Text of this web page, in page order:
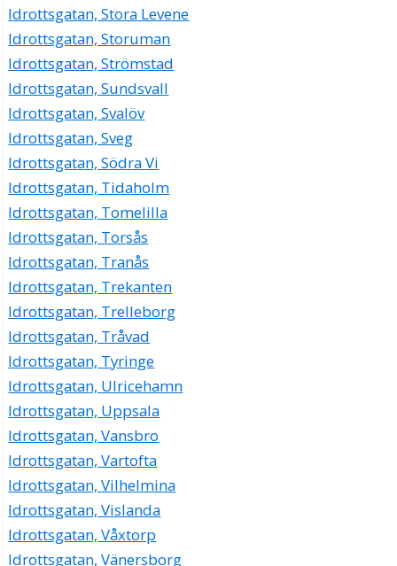
Idrottsgatan, Stora Levene
Idrottsgatan, Storuman
Idrottsgatan, Strömstad
Idrottsgatan, Sundsvall
Idrottsgatan, Svalöv
Idrottsgatan, Sveg
Idrottsgatan, Södra Vi
Idrottsgatan, Tidaholm
Idrottsgatan, Tomelilla
Idrottsgatan, Torsås
Idrottsgatan, Tranås
Idrottsgatan, Trekanten
Idrottsgatan, Trelleborg
Idrottsgatan, Tråvad
Idrottsgatan, Tyringe
Idrottsgatan, Ulricehamn
Idrottsgatan, Uppsala
Idrottsgatan, Vansbro
Idrottsgatan, Vartofta
Idrottsgatan, Vilhelmina
Idrottsgatan, Vislanda
Idrottsgatan, Våxtorp
Idrottsgatan, Vänersborg